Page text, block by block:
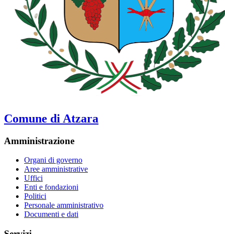
Comune di Atzara
Amministrazione
Organi di governo
Aree amministrative
Uffici
Enti e fondazioni
Politici
Personale amministrativo
Documenti e dati